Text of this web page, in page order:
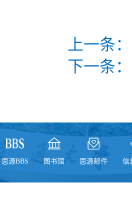
上一条：
下一条：
思源BBS 图书馆 思源邮件 信